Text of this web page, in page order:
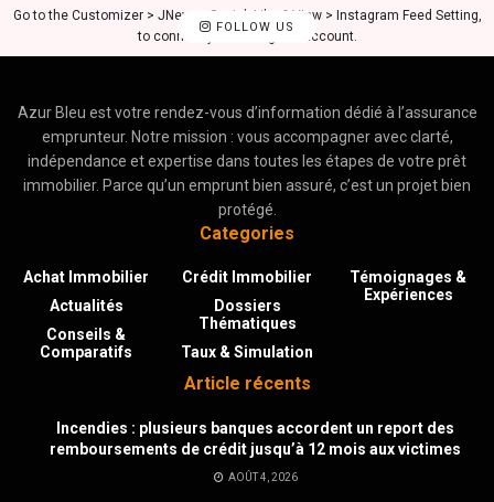
FOLLOW US
Go to the Customizer > JNews : Social, Like & View > Instagram Feed Setting,
to connect your Instagram account.
Azur Bleu est votre rendez-vous d’information dédié à l’assurance
emprunteur. Notre mission : vous accompagner avec clarté,
indépendance et expertise dans toutes les étapes de votre prêt
immobilier. Parce qu’un emprunt bien assuré, c’est un projet bien
protégé.
Categories
Achat Immobilier
Actualités
Conseils &
Comparatifs
Crédit Immobilier
Dossiers
Thématiques
Taux & Simulation
Témoignages &
Expériences
Article récents
Incendies : plusieurs banques accordent un report des
remboursements de crédit jusqu’à 12 mois aux victimes
AOÛT 4, 2026